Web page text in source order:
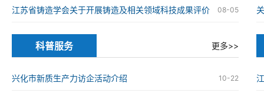
仿生结构设计与精准制造技术”科技成果评价会 08-05
江苏省铸造学会关于开展铸造及相关领域科技成果评价
工作的通知
科普服务 更多>>
10-22
兴化市新质生产力访企活动介绍